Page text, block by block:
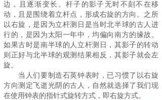
边，且逐渐变长。杆子的影子无时不刻不在移
动，且是围绕着立杆点，形成右旋的方向。之所
以右旋，是因为立杆测日是当时北半球的古人进
行的，是因为太阳一年中，均偏向南方的缘故。
如果古时是南半球的人立杆测日，其影子的转动
则正好与北半球的观测结果相反，其影子就会左
旋。
当人们要制造石英钟表时，已习惯了以右旋
方向测定飞逝光阴的古人，自然就选择了我们现
在使用钟表的指针式旋转方式，即右旋方式。